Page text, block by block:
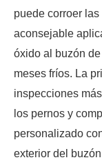
puede corroer
aconsejable
óxido al buzón
meses fríos. La
inspecciones
los pernos y
personalizado
exterior del